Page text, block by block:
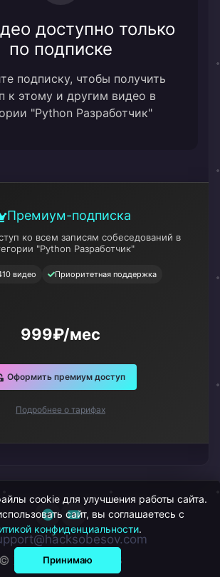
доступно только
по подписке
подписку, чтобы получить
к этому и другим видео в
"Python Разработчик"
Премиум-подписка
ко всем записям собеседований в
"Python Разработчик"
видео Приоритетная поддержка
999₽/мес
Оформить премиум доступ
Подробнее о тарифах
© ХакСобесов, 2026
cookie для улучшения работы сайта.
сайт, вы соглашаетесь с
конфиденциальности.
Принимаю